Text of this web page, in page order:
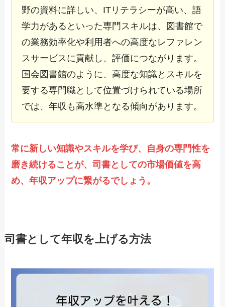
野の資料に詳しい、ITリテラシーが高い、語
学力があるといった専門スキルは、図書館で
の業務効率化や利用者への高度なレファレン
スサービスに貢献し、評価につながります。
国会図書館のように、高度な知識とスキルを
要する専門職として位置づけられている場所
では、年収も高水準となる傾向があります。
常に新しい知識やスキルを学び、自身の専門性を
磨き続けることが、司書としての市場価値を高
め、年収アップに繋がるでしょう。
司書として年収を上げる方法